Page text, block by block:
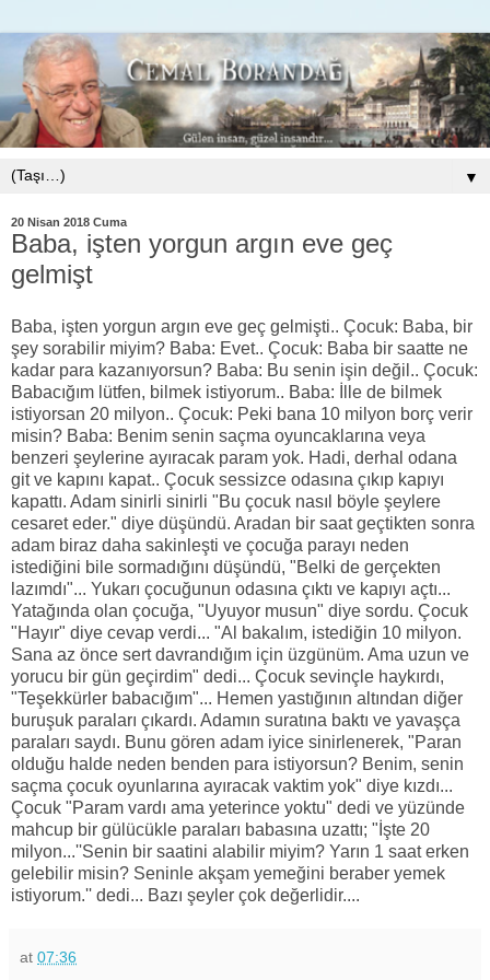
▼
20 Nisan 2018 Cuma
Baba, işten yorgun argın eve geç
gelmişt
Baba, işten yorgun argın eve geç gelmişti.. Çocuk: Baba, bir
şey sorabilir miyim? Baba: Evet.. Çocuk: Baba bir saatte ne
kadar para kazanıyorsun? Baba: Bu senin işin değil.. Çocuk:
Babacığım lütfen, bilmek istiyorum.. Baba: İlle de bilmek
istiyorsan 20 milyon.. Çocuk: Peki bana 10 milyon borç verir
misin? Baba: Benim senin saçma oyuncaklarına veya
benzeri şeylerine ayıracak param yok. Hadi, derhal odana
git ve kapını kapat.. Çocuk sessizce odasına çıkıp kapıyı
kapattı. Adam sinirli sinirli "Bu çocuk nasıl böyle şeylere
cesaret eder." diye düşündü. Aradan bir saat geçtikten sonra
adam biraz daha sakinleşti ve çocuğa parayı neden
istediğini bile sormadığını düşündü, "Belki de gerçekten
lazımdı"... Yukarı çocuğunun odasına çıktı ve kapıyı açtı...
Yatağında olan çocuğa, "Uyuyor musun" diye sordu. Çocuk
"Hayır" diye cevap verdi... "Al bakalım, istediğin 10 milyon.
Sana az önce sert davrandığım için üzgünüm. Ama uzun ve
yorucu bir gün geçirdim" dedi... Çocuk sevinçle haykırdı,
"Teşekkürler babacığım"... Hemen yastığının altından diğer
buruşuk paraları çıkardı. Adamın suratına baktı ve yavaşça
paraları saydı. Bunu gören adam iyice sinirlenerek, "Paran
olduğu halde neden benden para istiyorsun? Benim, senin
saçma çocuk oyunlarına ayıracak vaktim yok" diye kızdı...
Çocuk "Param vardı ama yeterince yoktu" dedi ve yüzünde
mahcup bir gülücükle paraları babasına uzattı; "İşte 20
milyon...''Senin bir saatini alabilir miyim? Yarın 1 saat erken
gelebilir misin? Seninle akşam yemeğini beraber yemek
istiyorum.'' dedi... Bazı şeyler çok değerlidir....
at 07:36